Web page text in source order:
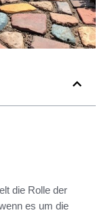
die Rolle der
es um die